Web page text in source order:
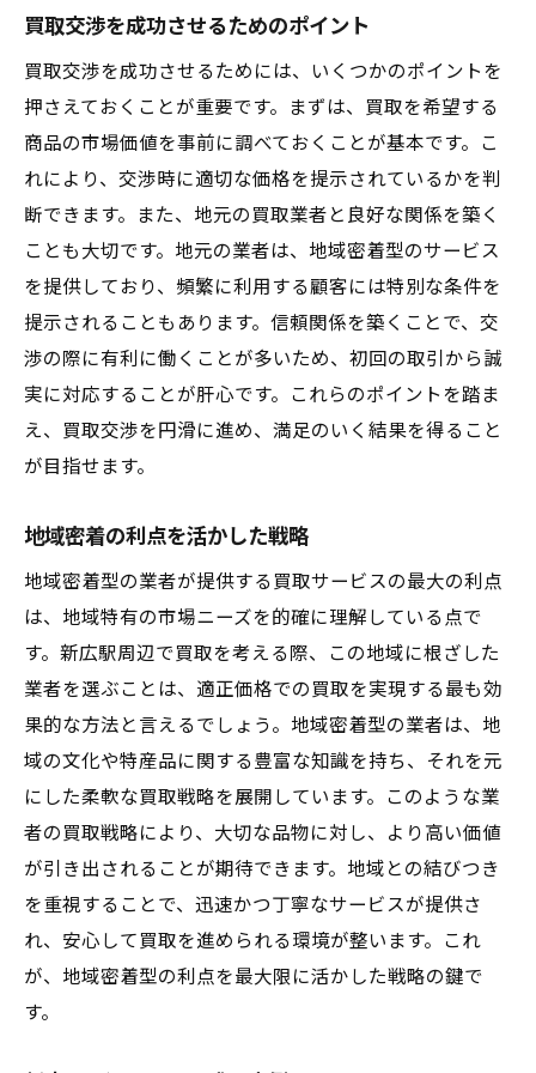
買取交渉を成功させるためのポイント
買取交渉を成功させるためには、いくつかのポイントを
押さえておくことが重要です。まずは、買取を希望する
商品の市場価値を事前に調べておくことが基本です。こ
れにより、交渉時に適切な価格を提示されているかを判
断できます。また、地元の買取業者と良好な関係を築く
ことも大切です。地元の業者は、地域密着型のサービス
を提供しており、頻繁に利用する顧客には特別な条件を
提示されることもあります。信頼関係を築くことで、交
渉の際に有利に働くことが多いため、初回の取引から誠
実に対応することが肝心です。これらのポイントを踏ま
え、買取交渉を円滑に進め、満足のいく結果を得ること
が目指せます。
地域密着の利点を活かした戦略
地域密着型の業者が提供する買取サービスの最大の利点
は、地域特有の市場ニーズを的確に理解している点で
す。新広駅周辺で買取を考える際、この地域に根ざした
業者を選ぶことは、適正価格での買取を実現する最も効
果的な方法と言えるでしょう。地域密着型の業者は、地
域の文化や特産品に関する豊富な知識を持ち、それを元
にした柔軟な買取戦略を展開しています。このような業
者の買取戦略により、大切な品物に対し、より高い価値
が引き出されることが期待できます。地域との結びつき
を重視することで、迅速かつ丁寧なサービスが提供さ
れ、安心して買取を進められる環境が整います。これ
が、地域密着型の利点を最大限に活かした戦略の鍵で
す。